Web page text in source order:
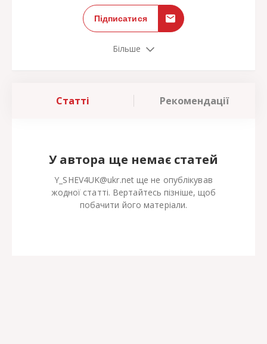
Підписатися
Більше
Статті Рекомендації
У автора ще немає статей
Y_SHEV4UK@ukr.net ще не опублікував
жодної статті. Вертайтесь пізніше, щоб
побачити його матеріали.